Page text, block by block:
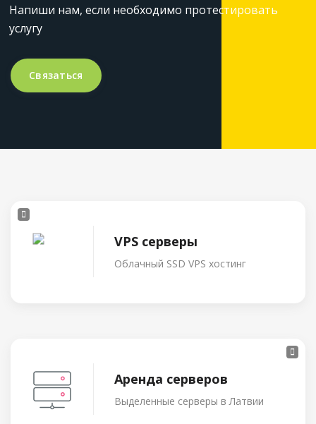
Напиши нам, если необходимо протестировать
услугу
Связаться
VPS серверы
Облачный SSD VPS хостинг
Аренда серверов
Выделенные cерверы в Латвии